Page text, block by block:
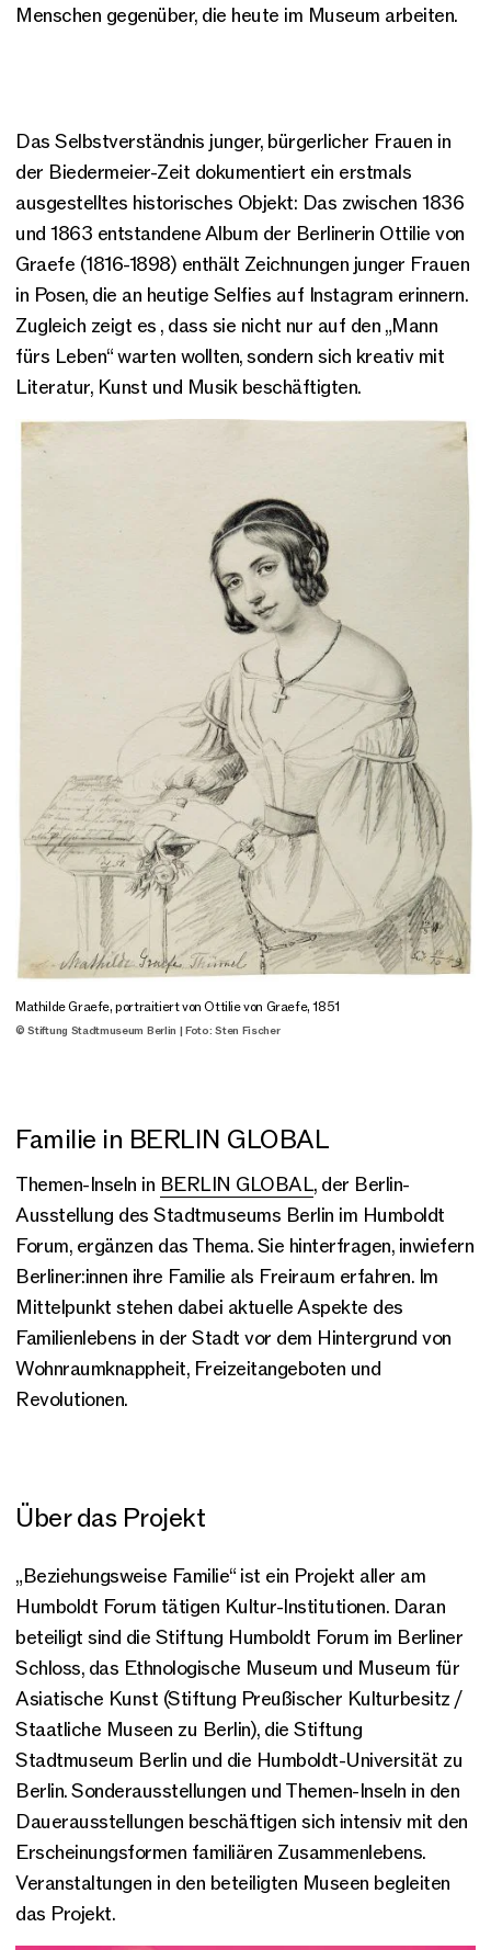
Menschen gegenüber, die heute im Museum arbeiten.
Das Selbstverständnis junger, bürgerlicher Frauen in
der Biedermeier-Zeit dokumentiert ein erstmals
ausgestelltes historisches Objekt: Das zwischen 1836
und 1863 entstandene Album der Berlinerin Ottilie von
Graefe (1816-1898) enthält Zeichnungen junger Frauen
in Posen, die an heutige Selfies auf Instagram erinnern.
Zugleich zeigt es , dass sie nicht nur auf den „Mann
fürs Leben“ warten wollten, sondern sich kreativ mit
Literatur, Kunst und Musik beschäftigten.
Mathilde Graefe, portraitiert von Ottilie von Graefe, 1851
© Stiftung Stadtmuseum Berlin | Foto: Sten Fischer
Familie in BERLIN GLOBAL
Themen-Inseln in BERLIN GLOBAL, der Berlin-
Ausstellung des Stadtmuseums Berlin im Humboldt
Forum, ergänzen das Thema. Sie hinterfragen, inwiefern
Berliner:innen ihre Familie als Freiraum erfahren. Im
Mittelpunkt stehen dabei aktuelle Aspekte des
Familienlebens in der Stadt vor dem Hintergrund von
Wohnraumknappheit, Freizeitangeboten und
Revolutionen.
Über das Projekt
„Beziehungsweise Familie“ ist ein Projekt aller am
Humboldt Forum tätigen Kultur-Institutionen. Daran
beteiligt sind die Stiftung Humboldt Forum im Berliner
Schloss, das Ethnologische Museum und Museum für
Asiatische Kunst (Stiftung Preußischer Kulturbesitz /
Staatliche Museen zu Berlin), die Stiftung
Stadtmuseum Berlin und die Humboldt-Universität zu
Berlin. Sonderausstellungen und Themen-Inseln in den
Dauerausstellungen beschäftigen sich intensiv mit den
Erscheinungsformen familiären Zusammenlebens.
Veranstaltungen in den beteiligten Museen begleiten
das Projekt.